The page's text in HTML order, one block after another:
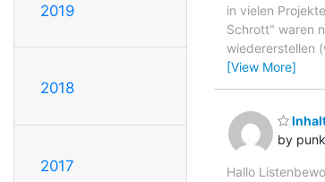
2019
2018
2017
in vielen
Schrott" waren
wiedererstellen
[View More]
by
Hallo